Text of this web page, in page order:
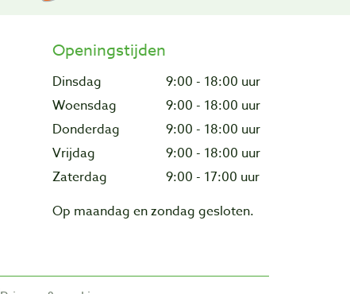
Openingstijden
Dinsdag
9:00 - 18:00 uur
Woensdag
9:00 - 18:00 uur
Donderdag
9:00 - 18:00 uur
Vrijdag
9:00 - 18:00 uur
Zaterdag
9:00 - 17:00 uur
Op maandag en zondag gesloten.